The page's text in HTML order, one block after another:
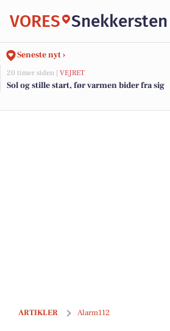
VORES Snekkersten
Seneste nyt ›
20 timer siden | VEJRET
Sol og stille start, før varmen bider fra sig
ARTIKLER Alarm112
Høj musik på Parallelvej i Snekkersten